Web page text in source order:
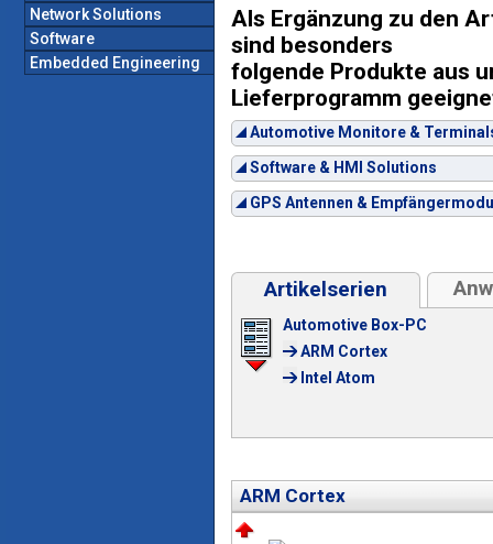
Network Solutions
Software
Embedded Engineering
Als Ergänzung zu den
sind besonders
folgende Produkte aus
Lieferprogramm
Automotive Monitore &
Software & HMI Solutions
GPS Antennen &
Artikelserien
Automotive Box-PC
ARM Cortex
Intel Atom
ARM Cortex